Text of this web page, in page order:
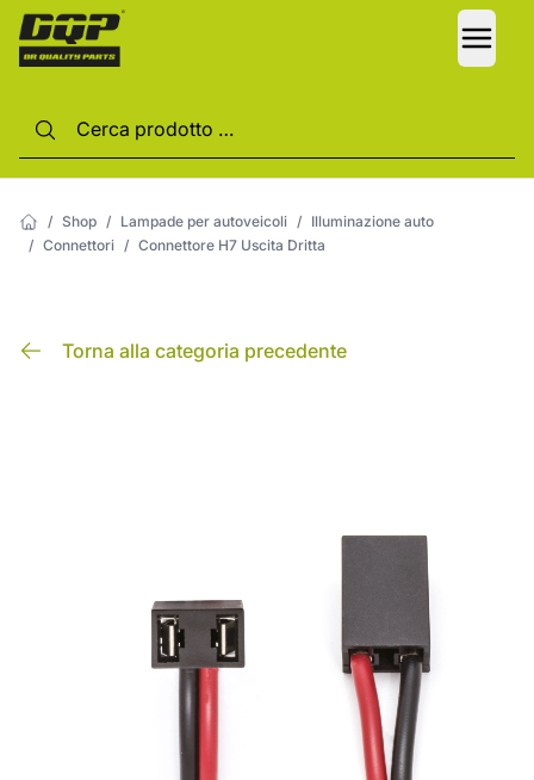
/ Shop / Lampade per autoveicoli / Illuminazione auto
/ Connettori / Connettore H7 Uscita Dritta
Torna alla categoria precedente